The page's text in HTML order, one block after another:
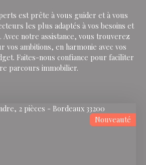
est prête à vous guider et à vous
les plus adaptés à vos besoins et
Avec notre assistance, vous trouverez
vos ambitions, en harmonie avec vos
Faites-nous confiance pour faciliter
parcours immobilier.
Nouveauté